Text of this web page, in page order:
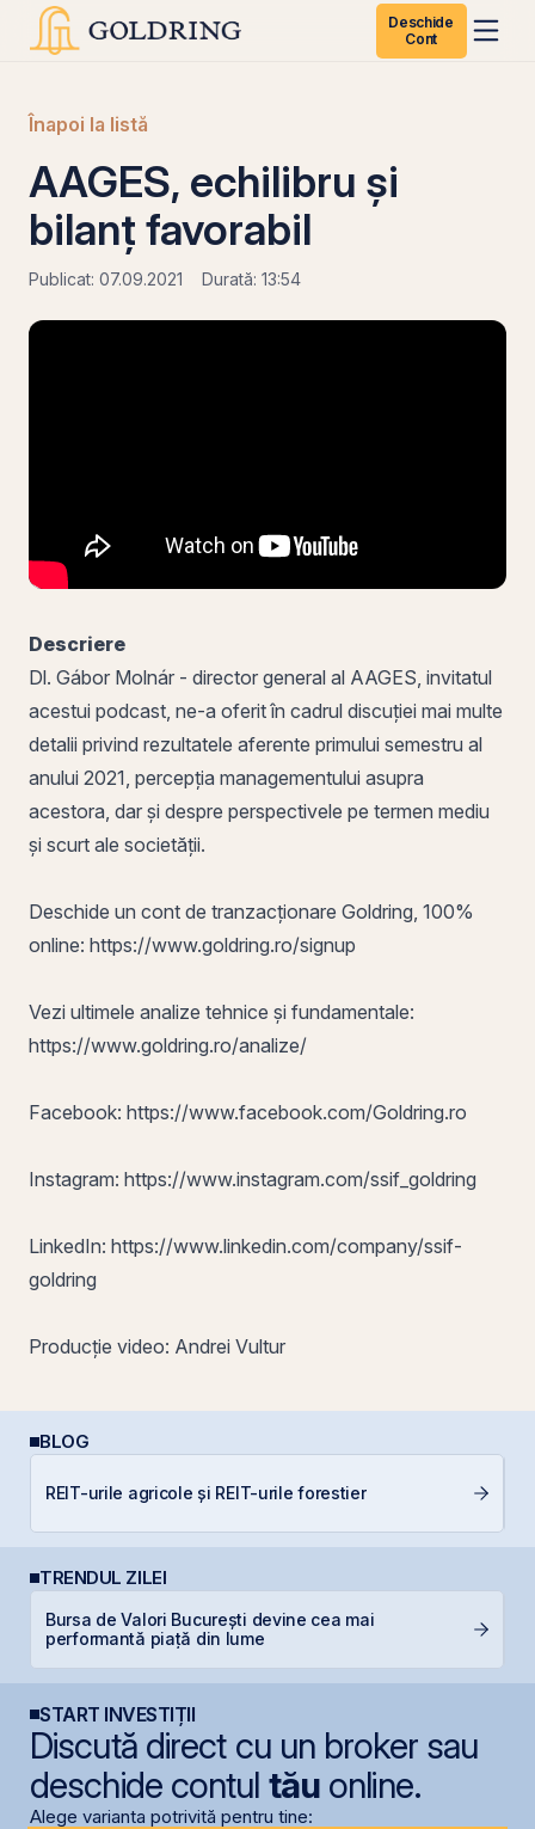
Deschide
Cont
Înapoi la listă
AAGES, echilibru și
bilanț favorabil
Publicat: 07.09.2021 Durată: 13:54
Descriere
Dl. Gábor Molnár - director general al AAGES, invitatul
acestui podcast, ne-a oferit în cadrul discuției mai multe
detalii privind rezultatele aferente primului semestru al
anului 2021, percepția managementului asupra
acestora, dar și despre perspectivele pe termen mediu
și scurt ale societății.
Deschide un cont de tranzacționare Goldring, 100%
online: https://www.goldring.ro/signup
Vezi ultimele analize tehnice și fundamentale:
https://www.goldring.ro/analize/
Facebook: https://www.facebook.com/Goldring.ro
Instagram: https://www.instagram.com/ssif_goldring
LinkedIn: https://www.linkedin.com/company/ssif-
goldring
Producție video: Andrei Vultur
BLOG
REIT-urile agricole și REIT-urile forestier
TRENDUL ZILEI
Bursa de Valori București devine cea mai
performantă piață din lume
START INVESTIȚII
Discută direct cu un broker sau
deschide contul tăuonline.
Alege varianta potrivită pentru tine: